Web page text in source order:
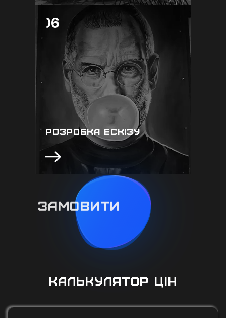
06
РОЗРОБКА ЕСКІЗУ
Допоможемо вам втілити вашу ідею,
розробивши оригінальний ескіз, який
буде повністю відповідати вашим
бажанням та підкреслювати ідеї
вашого бренду. Індивідуальний підхід
до кожного, допоможе створити
незабутні емоції у вигляді малюнку
КАЛЬКУЛЯТОР ЦІН